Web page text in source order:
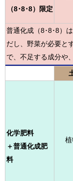
（8･8･8）限定
普通化成（8･8･8）
だし、野菜が必要と
で、不足する成分や
化学肥料
＋普通化成肥
料